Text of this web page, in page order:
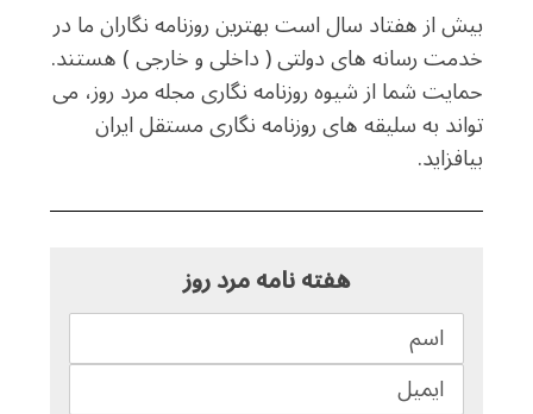
بیش از هفتاد سال است بهترین روزنامه نگاران ما در
خدمت رسانه های دولتی ( داخلی و خارجی ) هستند.
حمایت شما از شیوه روزنامه نگاری مجله مرد روز، می
تواند به سلیقه های روزنامه نگاری مستقل ایران
بیافزاید.
هفته نامه مرد روز